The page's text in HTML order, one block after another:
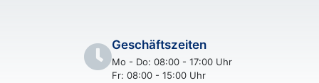
Geschäftszeiten
Mo - Do: 08:00 - 17:00 Uhr
Fr: 08:00 - 15:00 Uhr